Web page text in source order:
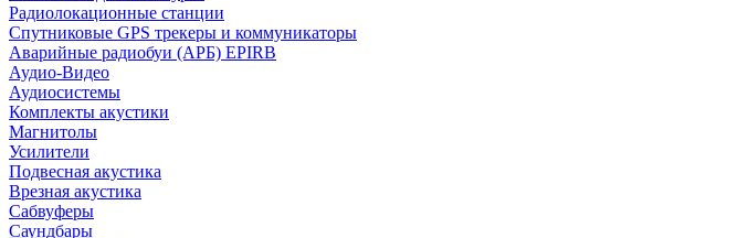
Радиолокационные станции
Спутниковые GPS трекеры и коммуникаторы
Аварийные радиобуи (АРБ) EPIRB
Аудио-Видео
Аудиосистемы
Комплекты акустики
Магнитолы
Усилители
Подвесная акустика
Врезная акустика
Сабвуферы
Саундбары